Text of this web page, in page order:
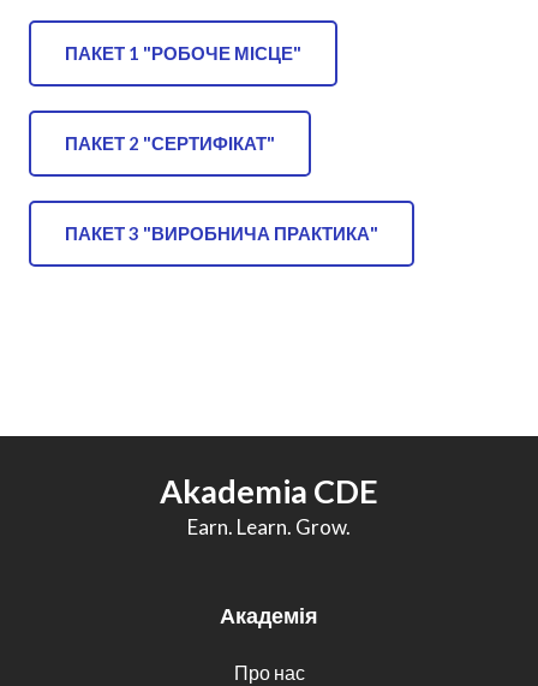
ПАКЕТ 1 "РОБОЧЕ МІСЦЕ"
ПАКЕТ 2 "СЕРТИФІКАТ"
ПАКЕТ 3 "ВИРОБНИЧА ПРАКТИКА"
Akademia CDE
Earn. Learn. Grow.
Академія
Про нас